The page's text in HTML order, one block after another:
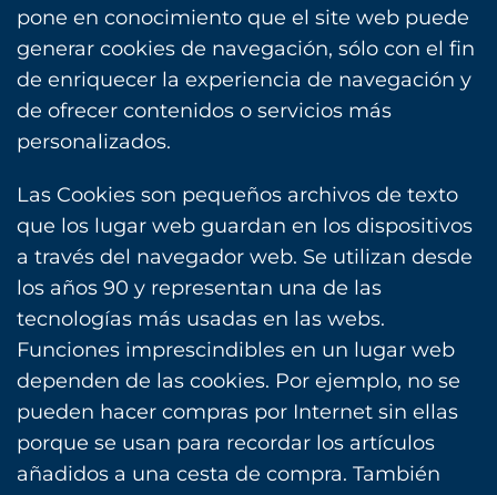
pone en conocimiento que el site ‎web puede
generar cookies de navegación, sólo con el fin
de enriquecer la experiencia de navegación y
‎de ofrecer contenidos o servicios más
personalizados.‎
Las Cookies son pequeños archivos de texto
que los lugar web guardan en los dispositivos
a través del navegador web. Se utilizan desde
los años 90 y representan una de las
tecnologías más usadas en las webs.
Funciones imprescindibles en un lugar web
dependen de las cookies. Por ejemplo, no se
pueden hacer compras por Internet sin ellas
porque se usan para recordar los artículos
añadidos a una cesta de compra. También